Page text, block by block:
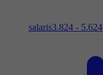
salaris3.824 - 5.624